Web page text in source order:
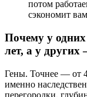
потом
сэкономит
Почему у
лет, а у других
Гены. Точнее — от
именно
перегородки,